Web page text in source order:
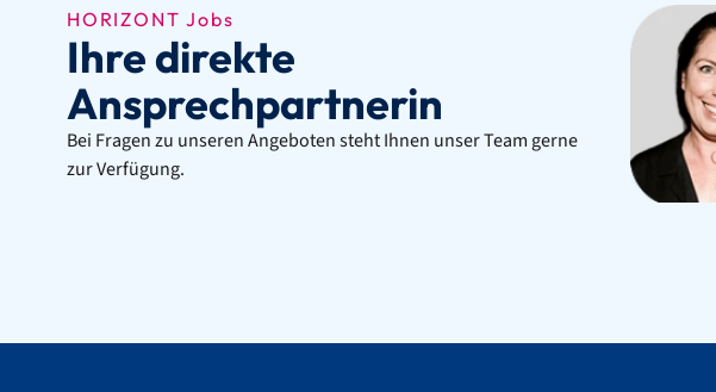
HORIZONT Jobs
Ihre direkte
Ansprechpartnerin
Bei Fragen zu unseren Angeboten steht Ihnen unser Team gerne
zur Verfügung.